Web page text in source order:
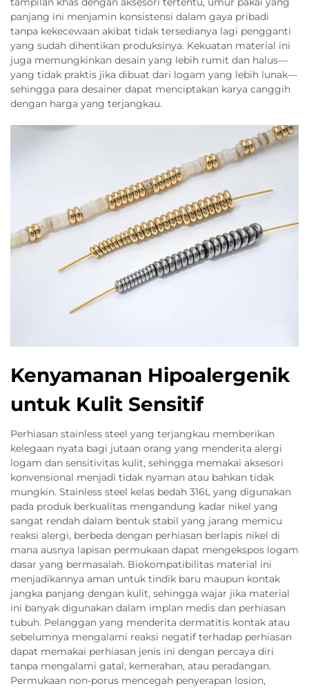
panjang ini menjamin konsistensi dalam gaya pribadi
tanpa kekecewaan akibat tidak tersedianya lagi pengganti
yang sudah dihentikan produksinya. Kekuatan material ini
juga memungkinkan desain yang lebih rumit dan halus—
yang tidak praktis jika dibuat dari logam yang lebih lunak—
sehingga para desainer dapat menciptakan karya canggih
dengan harga yang terjangkau.
Kenyamanan Hipoalergenik
untuk Kulit Sensitif
Perhiasan stainless steel yang terjangkau memberikan
kelegaan nyata bagi jutaan orang yang menderita alergi
logam dan sensitivitas kulit, sehingga memakai aksesori
konvensional menjadi tidak nyaman atau bahkan tidak
mungkin. Stainless steel kelas bedah 316L yang digunakan
pada produk berkualitas mengandung kadar nikel yang
sangat rendah dalam bentuk stabil yang jarang memicu
reaksi alergi, berbeda dengan perhiasan berlapis nikel di
mana ausnya lapisan permukaan dapat mengekspos logam
dasar yang bermasalah. Biokompatibilitas material ini
menjadikannya aman untuk tindik baru maupun kontak
jangka panjang dengan kulit, sehingga wajar jika material
ini banyak digunakan dalam implan medis dan perhiasan
tubuh. Pelanggan yang menderita dermatitis kontak atau
sebelumnya mengalami reaksi negatif terhadap perhiasan
dapat memakai perhiasan jenis ini dengan percaya diri
tanpa mengalami gatal, kemerahan, atau peradangan.
Permukaan non-porus mencegah penyerapan losion,